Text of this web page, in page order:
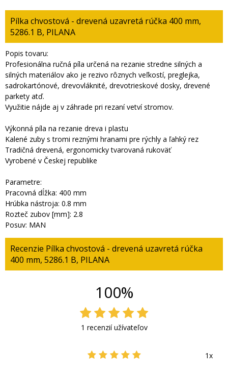
Pílka chvostová - drevená uzavretá rúčka 400 mm,
5286.1 B, PILANA
Popis tovaru:
Profesionálna ručná píla určená na rezanie stredne silných a
silných materiálov ako je rezivo rôznych veľkostí, preglejka,
sadrokartónové, drevovláknité, drevotrieskové dosky, drevené
parkety atď.
Využitie nájde aj v záhrade pri rezaní vetví stromov.
Výkonná píla na rezanie dreva i plastu
Kalené zuby s tromi reznými hranami pre rýchly a ľahký rez
Tradičná drevená, ergonomicky tvarovaná rukoväť
Vyrobené v Českej republike
Parametre:
Pracovná dĺžka: 400 mm
Hrúbka nástroja: 0.8 mm
Rozteč zubov [mm]: 2.8
Posuv: MAN
Recenzie Pílka chvostová - drevená uzavretá rúčka
400 mm, 5286.1 B, PILANA
100%
1 recenzií užívateľov
1x